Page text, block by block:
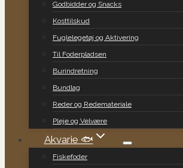
Godbidder og Snacks
Kosttilskud
Fuglelegetøj og Aktivering
Til Foderpladsen
Burindretning
Bundlag
Reder og Redemateriale
Pleje og Velvære
Akvarie 🐟
Fiskefoder